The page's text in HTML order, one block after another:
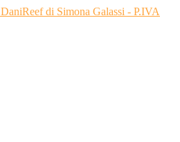
DaniReef di Simona Galassi - P.IVA